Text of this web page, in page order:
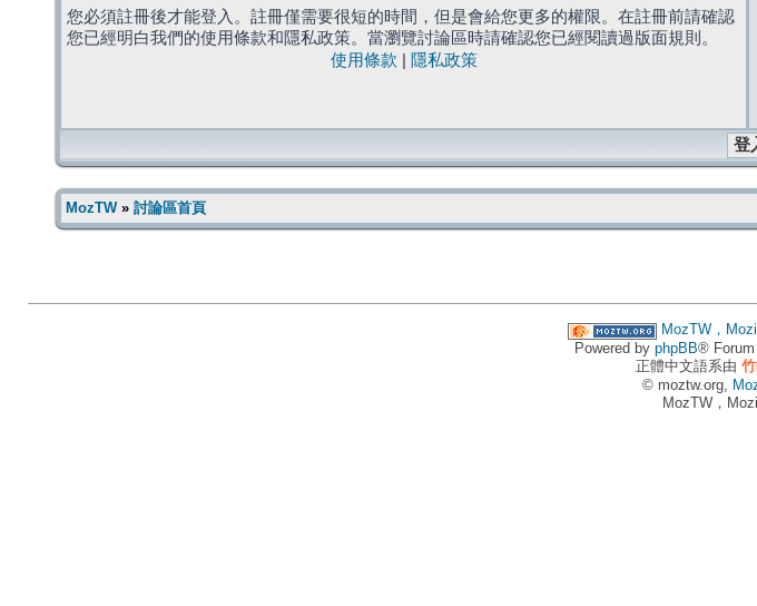
您必須註冊後才能登入。註冊僅需要很短的時間，但是會給您更多的權限。在註冊前請確認
您已經明白我們的使用條款和隱私政策。當瀏覽討論區時請確認您已經閱讀過版面規則。
使用條款
隱私政策
MozTW» 討論區首頁
MozTW，
Powered by phpBB® Forum
正體中文語系由
© moztw.org,
MozTW，